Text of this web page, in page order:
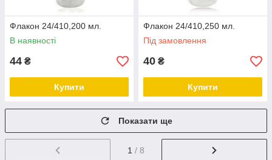
Флакон 24/410,200 мл.
В наявності
44 ₴
Купити
Флакон 24/410,250 мл.
Під замовлення
40 ₴
Купити
Показати ще
1 / 8